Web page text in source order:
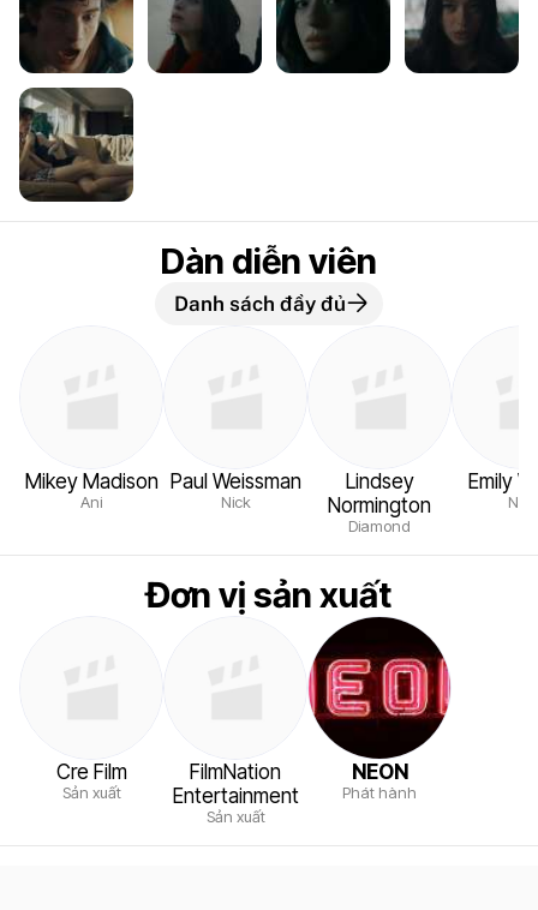
Dàn diễn viên
Danh sách đầy đủ
Mikey Madison
Ani
Paul Weissman
Nick
Lindsey
Normington
Diamond
Emily
Đơn vị sản xuất
Cre Film
Sản xuất
FilmNation
Entertainment
Sản xuất
NEON
Phát hành